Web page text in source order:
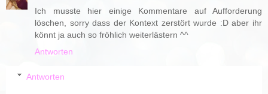
Ich musste hier einige Kommentare auf Aufforderung
löschen, sorry dass der Kontext zerstört wurde :D aber ihr
könnt ja auch so fröhlich weiterlästern ^^
Antworten
Antworten